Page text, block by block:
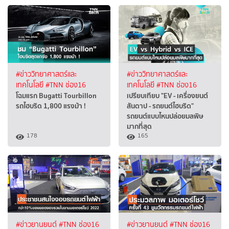
#ข่าววิทยาศาสตร์และ
เทคโนโลยี#TNN ช่อง16
โฉมแรก Bugatti Tourbillon
รถไฮบริด 1,800 แรงม้า !
178
#ข่าววิทยาศาสตร์และ
เทคโนโลยี#TNN ช่อง16
เปรียบเทียบ "EV - เครื่องยนต์
สันดาป - รถยนต์ไฮบริด"
รถยนต์แบบไหนปล่อยมลพิษ
มากที่สุด
165
#ข่าวยานยนต์#TNN ช่อง16 #ข่าวยานยนต์#TNN ช่อง16